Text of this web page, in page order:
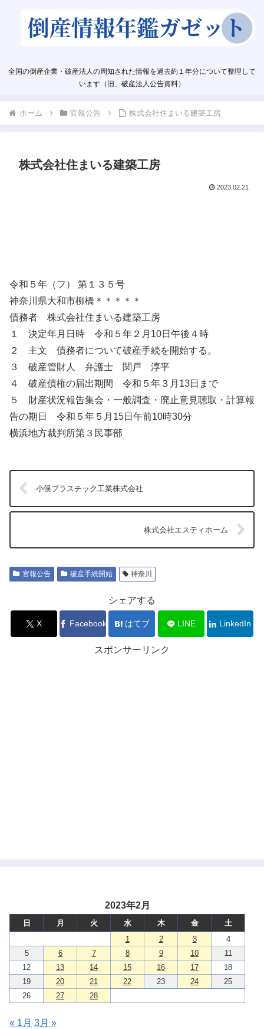
全国の倒産企業・破産法人の周知された情報を過去約１年分について整理して
います（旧、破産法人公告資料）
ホーム 官報公告 株式会社住まいる建築工房
株式会社住まいる建築工房
2023.02.21
令和５年（フ） 第１３５号
神奈川県大和市柳橋＊＊＊＊＊
債務者 株式会社住まいる建築工房
１ 決定年月日時 令和５年２月10日午後４時
２ 主文 債務者について破産手続を開始する。
３ 破産管財人 弁護士 関戸 淳平
４ 破産債権の届出期間 令和５年３月13日まで
５ 財産状況報告集会・一般調査・廃止意見聴取・計算報
告の期日 令和５年５月15日午前10時30分
横浜地方裁判所第３民事部
小俣プラスチック工業株式会社
株式会社エスティホーム
官報公告 破産手続開始 神奈川
シェアする
X Facebook はてブ LINE LinkedIn
スポンサーリンク
2023年2月
日 月 火 水 木 金
土
1
2 3
4
5
6 7 8 9 10
11
12
13 14 15 16 17
18
19
20 21 22 23 24
25
26
27 28
« 1月 3月 »